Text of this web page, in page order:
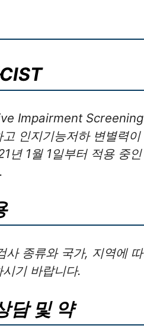
Impairment
인지기능저하 변별력
년 1월 1일부터 적용 중
사 종류와 국가, 지역에
기 바랍니다.
담 및 약